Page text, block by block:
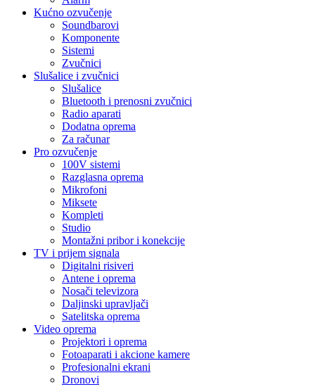
Kućno ozvučenje
Soundbarovi
Komponente
Sistemi
Zvučnici
Slušalice i zvučnici
Slušalice
Bluetooth i prenosni zvučnici
Radio aparati
Dodatna oprema
Za računar
Pro ozvučenje
100V sistemi
Razglasna oprema
Mikrofoni
Miksete
Kompleti
Studio
Montažni pribor i konekcije
TV i prijem signala
Digitalni risiveri
Antene i oprema
Nosači televizora
Daljinski upravljači
Satelitska oprema
Video oprema
Projektori i oprema
Fotoaparati i akcione kamere
Profesionalni ekrani
Dronovi